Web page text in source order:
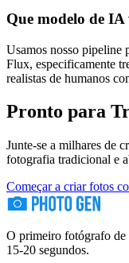
Que modelo de IA
Usamos nosso pipeline
Flux, especificamente
realistas de humanos
Pronto para
Junte-se a milhares de
fotografia tradicional e
Começar a criar fotos
O primeiro fotógrafo de
15-20 segundos.